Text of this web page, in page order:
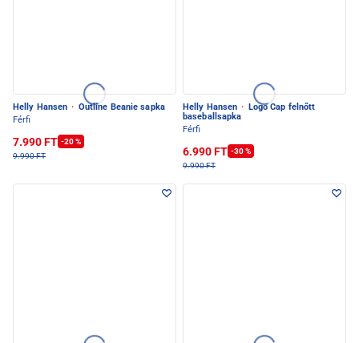
Helly Hansen · Outline Beanie sapka
Férfi
7.990 FT -20 %
9.990 FT
Helly Hansen ·
Logo Cap felnőtt
baseballsapka
Férfi
6.990 FT -30 %
9.990 FT